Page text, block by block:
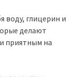
воду, глицерин и
делают
приятным на